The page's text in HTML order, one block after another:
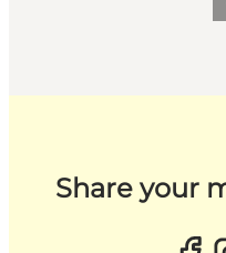
Share your